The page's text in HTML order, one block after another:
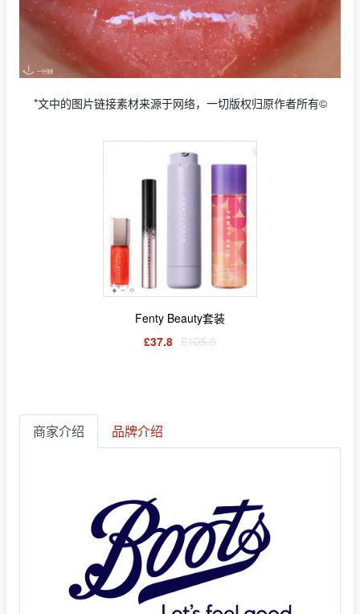
*文中的图片链接素材来源于网络，一切版权归原作者所有©
Fenty Beauty套装
£37.8 £105.0
商家介绍 品牌介绍